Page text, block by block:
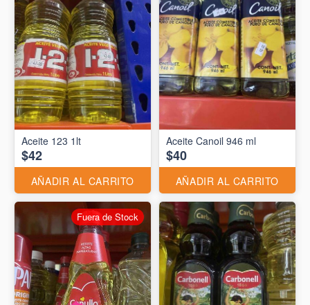
Aceite 123 1lt
$42
AÑADIR AL CARRITO
Aceite Canoil 946 ml
$40
AÑADIR AL CARRITO
Fuera de Stock